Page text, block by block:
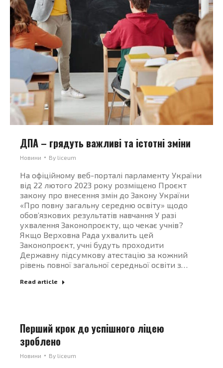
ДПА – грядуть важливі та істотні зміни
Новини By liceum
На офіційному веб-порталі парламенту України
від 22 лютого 2023 року розміщено Проєкт
закону про внесення змін до Закону України
«Про повну загальну середню освіту» щодо
обов’язкових результатів навчання У разі
ухвалення Законопроєкту, що чекає учнів?
Якщо Верховна Рада ухвалить цей
Законопроєкт, учні будуть проходити
Державну підсумкову атестацію за кожний
рівень повної загальної середньої освіти з…
Read article
Перший крок до успішного ліцею
зроблено
Новини By liceum